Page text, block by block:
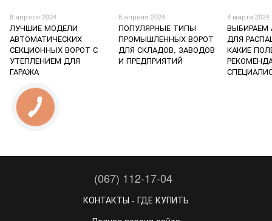
8 апреля 2024
ЛУЧШИЕ МОДЕЛИ
АВТОМАТИЧЕСКИХ
СЕКЦИОННЫХ ВОРОТ С
УТЕПЛЕНИЕМ ДЛЯ
ГАРАЖА
8 апреля 2024
ПОПУЛЯРНЫЕ ТИПЫ
ПРОМЫШЛЕННЫХ ВОРОТ
ДЛЯ СКЛАДОВ, ЗАВОДОВ
И ПРЕДПРИЯТИЙ
4 марта 2024
ВЫБИРАЕМ
ДЛЯ
КАКИЕ
(067) 112-17-04
КОНТАКТЫ - ГДЕ КУПИТЬ